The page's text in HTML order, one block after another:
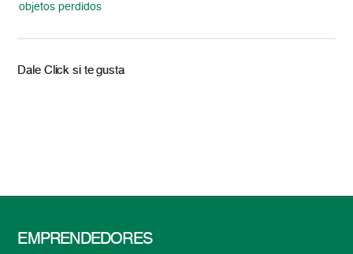
objetos perdidos
Dale Click si te gusta
EMPRENDEDORES